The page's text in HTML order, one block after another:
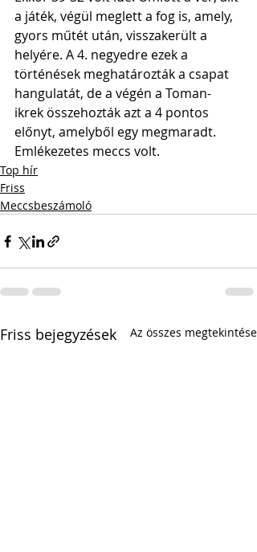
a játék, végül meglett a fog is, amely,
gyors műtét után, visszakerült a
helyére. A 4. negyedre ezek a
történések meghatározták a csapat
hangulatát, de a végén a Toman-
ikrek összehozták azt a 4 pontos
előnyt, amelyből egy megmaradt.
Emlékezetes meccs volt.
Top hír
Friss
Meccsbeszámoló
Friss bejegyzések Az összes megtekintése